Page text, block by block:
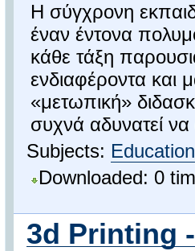
Η σύγχρονη
έναν έντονα
κάθε τάξη
ενδιαφέροντα και
«μετωπική»
συχνά αδυνατεί
Subjects: Education
Downloaded: 0
3d Printing